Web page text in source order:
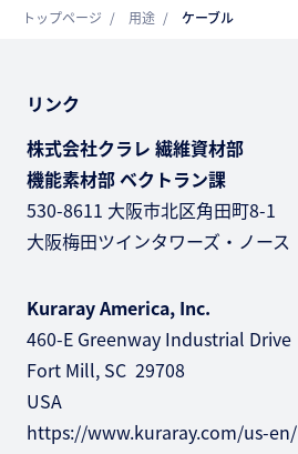
トップページ 用途 ケーブル
リンク
株式会社クラレ 繊維資材部
機能素材部 ベクトラン課
530-8611 大阪市北区角田町8-1
大阪梅田ツインタワーズ・ノース
Kuraray America, Inc.
460-E Greenway Industrial Drive
Fort Mill, SC 29708
USA
https://www.kuraray.com/us-en/